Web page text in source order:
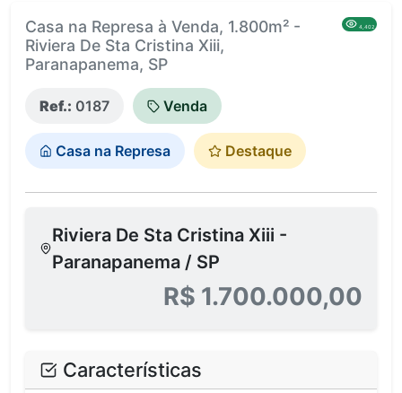
Casa na Represa à Venda, 1.800m² -
Riviera De Sta Cristina Xiii,
Paranapanema, SP
4,402
Ref.: 0187 Venda
Casa na Represa Destaque
Riviera De Sta Cristina Xiii -
Paranapanema / SP
R$ 1.700.000,00
Características